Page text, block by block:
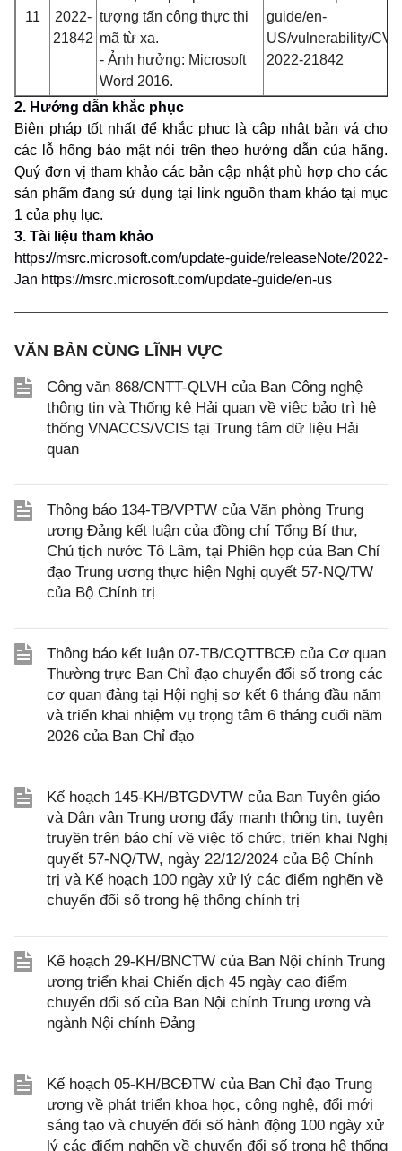
11
2022-
21842
tượng tấn công thực thi
mã từ xa.
- Ảnh hưởng: Microsoft
Word 2016.
guide/en-
US/vulnerability/
2022-21842
2. Hướng dẫn khắc phục
Biện pháp tốt nhất để khắc phục là cập nhật bản vá cho
các lỗ hổng bảo mật nói trên theo hướng dẫn của hãng.
Quý đơn vị tham khảo các bản cập nhật phù hợp cho các
sản phẩm đang sử dụng tại link nguồn tham khảo tại mục
1 của phụ lục.
3. Tài liệu tham khảo
https://msrc.microsoft.com/update-guide/releaseNote/2022-
Jan https://msrc.microsoft.com/update-guide/en-us
VĂN BẢN CÙNG LĨNH VỰC
Công văn 868/CNTT-QLVH của Ban Công nghệ
thông tin và Thống kê Hải quan về việc bảo trì hệ
thống VNACCS/VCIS tại Trung tâm dữ liệu Hải
quan
Thông báo 134-TB/VPTW của Văn phòng Trung
ương Đảng kết luận của đồng chí Tổng Bí thư,
Chủ tịch nước Tô Lâm, tại Phiên họp của Ban Chỉ
đạo Trung ương thực hiện Nghị quyết 57-NQ/TW
của Bộ Chính trị
Thông báo kết luận 07-TB/CQTTBCĐ của Cơ quan
Thường trực Ban Chỉ đạo chuyển đổi số trong các
cơ quan đảng tại Hội nghị sơ kết 6 tháng đầu năm
và triển khai nhiệm vụ trọng tâm 6 tháng cuối năm
2026 của Ban Chỉ đạo
Kế hoạch 145-KH/BTGDVTW của Ban Tuyên giáo
và Dân vận Trung ương đẩy mạnh thông tin, tuyên
truyền trên báo chí về việc tổ chức, triển khai Nghị
quyết 57-NQ/TW, ngày 22/12/2024 của Bộ Chính
trị và Kế hoạch 100 ngày xử lý các điểm nghẽn về
chuyển đổi số trong hệ thống chính trị
Kế hoạch 29-KH/BNCTW của Ban Nội chính Trung
ương triển khai Chiến dịch 45 ngày cao điểm
chuyển đổi số của Ban Nội chính Trung ương và
ngành Nội chính Đảng
Kế hoạch 05-KH/BCĐTW của Ban Chỉ đạo Trung
ương về phát triển khoa học, công nghệ, đổi mới
sáng tạo và chuyển đổi số hành động 100 ngày xử
lý các điểm nghẽn về chuyển đổi số trong hệ thống